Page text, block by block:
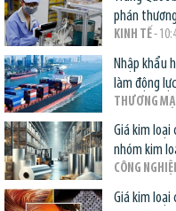
phán thương
KINH TẾ-
Nhập khẩu
làm động
THƯƠNG MẠI
Giá kim loại
nhóm kim
CÔNG
Giá kim loại